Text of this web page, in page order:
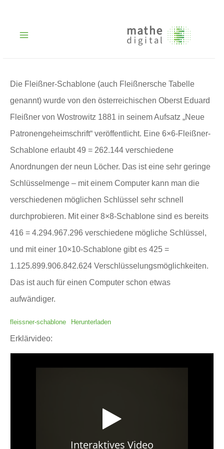
springen
Die Fleißner-Schablone (auch Fleißnersche Tabelle
genannt) wurde von den österreichischen Oberst Eduard
Fleißner von Wostrowitz 1881 in seinem Aufsatz „Neue
Patronengeheimschrift“ veröffentlicht. Eine 6×6-Fleißner-
Schablone erlaubt 49 = 262.144 verschiedene
Anordnungen der neun Löcher. Das ist eine sehr geringe
Schlüsselmenge – mit einem Computer kann man die
verschiedenen möglichen Schlüssel sehr schnell
durchprobieren. Mit einer 8×8-Schablone sind es bereits
416 = 4.294.967.296 verschiedene mögliche Schlüssel,
und mit einer 10×10-Schablone gibt es 425 =
1.125.899.906.842.624 Verschlüsselungsmöglichkeiten.
Das ist auch für einen Computer schon etwas
aufwändiger.
fleissner-schablone Herunterladen
Erklärvideo: